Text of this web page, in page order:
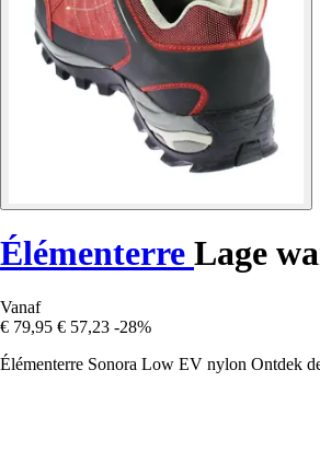
Élémenterre Lage
Vanaf
€ 79,95 € 57,23 -28%
Élémenterre Sonora Low EV nylon Ontdek